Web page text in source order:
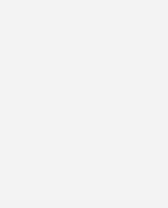
im
stabilen Schaumkern